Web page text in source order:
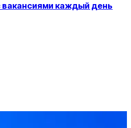
вакансиями каждый день